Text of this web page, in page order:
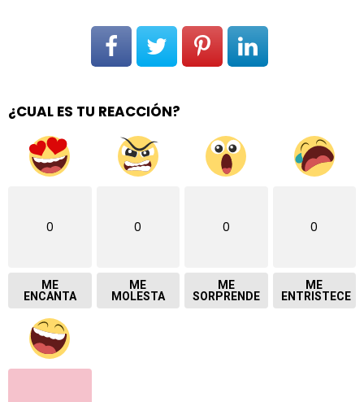
¿CUAL ES TU REACCIÓN?
0
ME
ENCANTA
0
ME
MOLESTA
0
ME
SORPRENDE
0
ME
ENTRISTECE